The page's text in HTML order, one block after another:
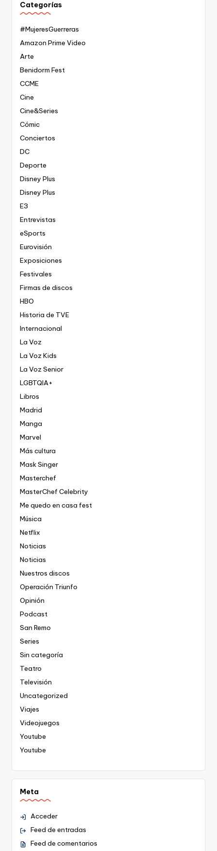
Categorías
#MujeresGuerreras
Amazon Prime Video
Arte
Benidorm Fest
CCME
Cine
Cine&Series
Cómic
Conciertos
DC
Deporte
Disney Plus
Disney Plus
E3
Entrevistas
eSports
Eurovisión
Exposiciones
Festivales
Firmas de discos
HBO
Historia de TVE
Internacional
La Voz
La Voz Kids
La Voz Senior
LGBTQIA+
Libros
Madrid
Manga
Marvel
Más cultura
Mask Singer
Masterchef
MasterChef Celebrity
Me quedo en casa fest
Música
Netflix
Noticias
Noticias
Nuestros discos
Operación Triunfo
Opinión
Podcast
San Remo
Series
Sin categoría
Teatro
Televisión
Uncategorized
Viajes
Videojuegos
Youtube
Youtube
Meta
Acceder
Feed de entradas
Feed de comentarios